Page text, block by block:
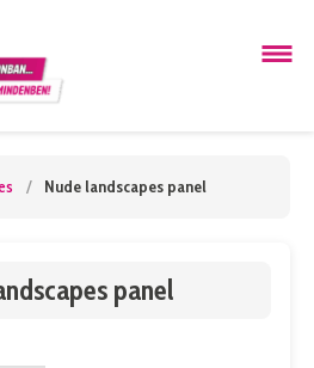
/ Nude landscapes panel
panel